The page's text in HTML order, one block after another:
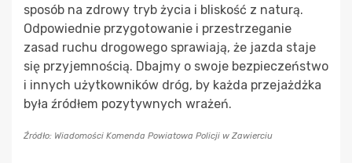
sposób na zdrowy tryb życia i bliskość z naturą.
Odpowiednie przygotowanie i przestrzeganie
zasad ruchu drogowego sprawiają, że jazda staje
się przyjemnością. Dbajmy o swoje bezpieczeństwo
i innych użytkowników dróg, by każda przejażdżka
była źródłem pozytywnych wrażeń.
Źródło: Wiadomości Komenda Powiatowa Policji w Zawierciu